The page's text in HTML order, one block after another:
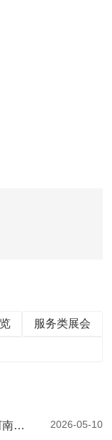
服务类展会
聚焦多元共生 共探零售创新——2026河南零售创新大会暨第二届郑州自有品牌供应链大会圆满落幕 2026-05-10